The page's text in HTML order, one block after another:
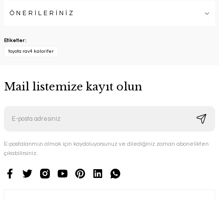
ÖNERİLERİNİZ
Etiketler :
toyota rav4 kalorifer
Mail listemize kayıt olun
E-postalarımızı almak için kaydoluyorsunuz ve dilediğiniz zaman abonelikten
çıkabilirsiniz.